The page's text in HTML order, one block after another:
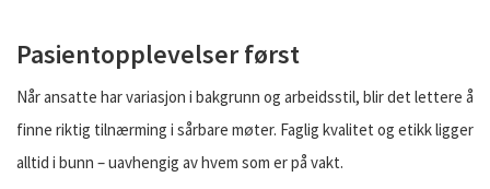
Pasientopplevelser først
Når ansatte har variasjon i bakgrunn og arbeidsstil, blir det lettere å
finne riktig tilnærming i sårbare møter. Faglig kvalitet og etikk ligger
alltid i bunn – uavhengig av hvem som er på vakt.